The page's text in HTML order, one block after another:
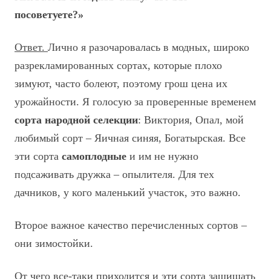
посоветуете?»
Ответ. Лично я разочаровалась в модных, широко
разрекламированных сортах, которые плохо
зимуют, часто болеют, поэтому грош цена их
урожайности. Я голосую за проверенные временем
сорта народной селекции: Виктория, Опал, мой
любимый сорт – Яичная синяя, Богатырская. Все
эти сорта самоплодные и им не нужно
подсаживать дружка – опылителя. Для тех
дачников, у кого маленький участок, это важно.
Второе важное качество перечисленных сортов –
они зимостойки.
От чего все-таки приходится и эти сорта защищать